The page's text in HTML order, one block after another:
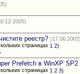
реестр?
1 2)
Prefetch в WinXP SP2
1 2 3)